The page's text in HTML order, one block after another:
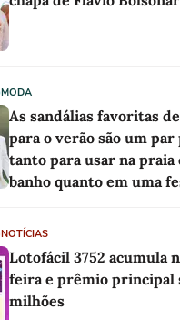
MODA
As sandálias favoritas
para o verão são um
tanto para usar na praia
banho quanto em uma
NOTÍCIAS
Lotofácil 3752 acumula
feira e prêmio principal
milhões